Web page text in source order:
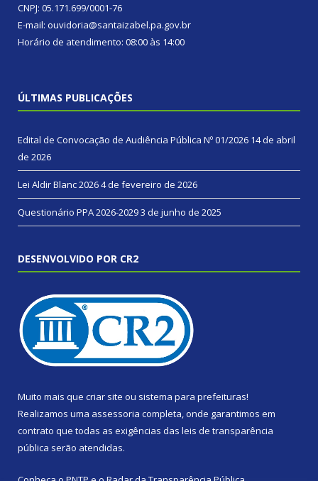
CNPJ: 05.171.699/0001-76
E-mail: ouvidoria@santaizabel.pa.gov.br
Horário de atendimento: 08:00 às 14:00
ÚLTIMAS PUBLICAÇÕES
Edital de Convocação de Audiência Pública Nº 01/2026 14 de abril
de 2026
Lei Aldir Blanc 20264 de fevereiro de 2026
Questionário PPA 2026-20293 de junho de 2025
DESENVOLVIDO POR CR2
Muito mais que criar site ou sistema para prefeituras!
Realizamos uma assessoria completa, onde garantimos em
contrato que todas as exigências das leis de transparência
pública serão atendidas.